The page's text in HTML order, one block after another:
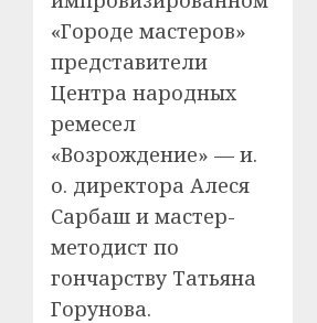
«Городе мастеров»
представители
Центра народных
ремесел
«Возрождение» — и.
о. директора Алеся
Сарбаш и мастер-
методист по
гончарству Татьяна
Горунова.